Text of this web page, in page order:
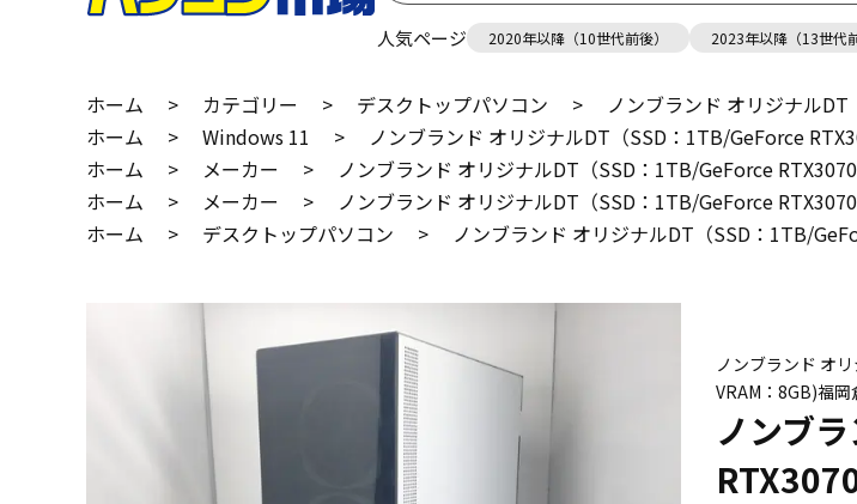
人気ページ 2020年以降（10世代前後） 2023年以降（13世代
ホーム > カテゴリー > デスクトップパソコン >
ノンブランド オリジナルDT
ホーム
> Windows 11 >
ノンブランド オリジナルDT（SSD：1TB/GeForce
ホーム
> メーカー >
ノンブランド オリジナルDT（SSD：1TB/GeForce RTX3070
ホーム
> メーカー >
ノンブランド オリジナルDT（SSD：1TB/GeForce RTX3070
ホーム
> デスクトップパソコン > ノンブランド オリジナルDT（SSD：1TB/
ノンブランド オ
VRAM：8GB)福岡
ノンブ